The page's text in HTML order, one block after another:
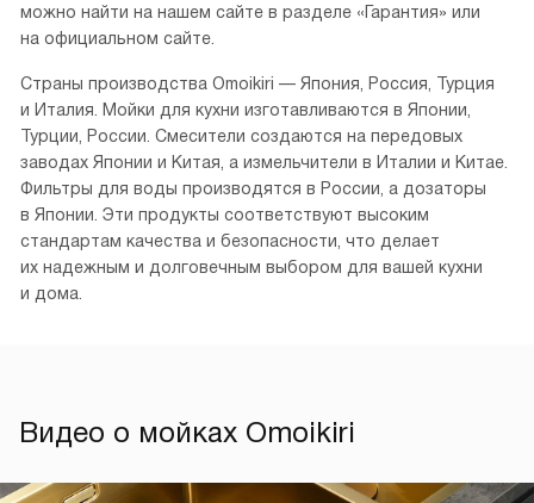
можно найти на нашем сайте в разделе «Гарантия» или
на официальном сайте.
Страны производства Omoikiri — Япония, Россия, Турция
и Италия. Мойки для кухни изготавливаются в Японии,
Турции, России. Смесители создаются на передовых
заводах Японии и Китая, а измельчители в Италии и Китае.
Фильтры для воды производятся в России, а дозаторы
в Японии. Эти продукты соответствуют высоким
стандартам качества и безопасности, что делает
их надежным и долговечным выбором для вашей кухни
и дома.
Видео о мойках Omoikiri